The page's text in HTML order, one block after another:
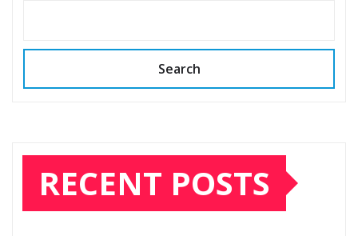
Search
RECENT POSTS